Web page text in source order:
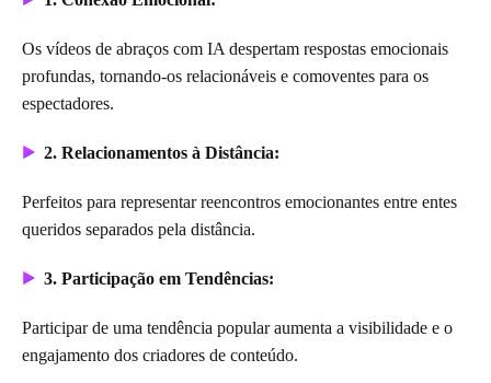
Os vídeos de abraços com IA despertam respostas emocionais
profundas, tornando-os relacionáveis e comoventes para os
espectadores.
2. Relacionamentos à Distância:
Perfeitos para representar reencontros emocionantes entre entes
queridos separados pela distância.
3. Participação em Tendências:
Participar de uma tendência popular aumenta a visibilidade e o
engajamento dos criadores de conteúdo.